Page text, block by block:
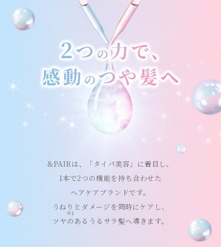
&PAIRは、「タイパ美容」に着目し、
1本で2つの機能を持ち合わせた
ヘアケアブランドです。
うねり
※1
とダメージを同時にケアし、
ツヤのあるうるサラ髪へ導きます。